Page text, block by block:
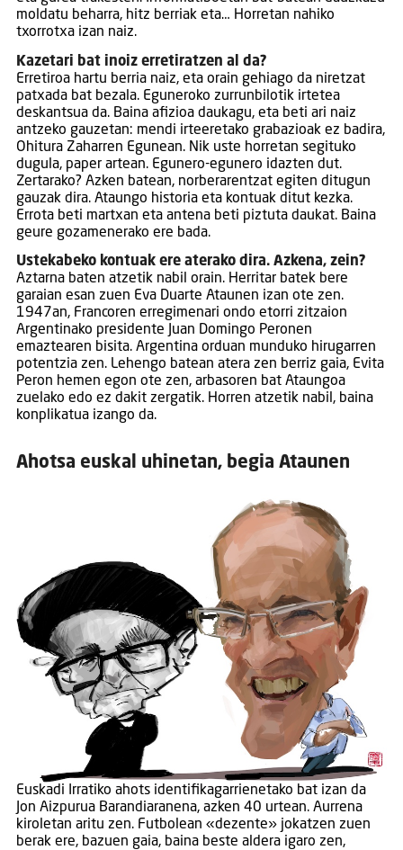
moldatu beharra, hitz berriak eta… Horretan nahiko
txorrotxa izan naiz.
Kazetari bat inoiz erretiratzen al da?
Erretiroa hartu berria naiz, eta orain gehiago da niretzat
patxada bat bezala. Eguneroko zurrunbilotik irtetea
deskantsua da. Baina afizioa daukagu, eta beti ari naiz
antzeko gauzetan: mendi irteeretako grabazioak ez badira,
Ohitura Zaharren Egunean. Nik uste horretan segituko
dugula, paper artean. Egunero-egunero idazten dut.
Zertarako? Azken batean, norberarentzat egiten ditugun
gauzak dira. Ataungo historia eta kontuak ditut kezka.
Errota beti martxan eta antena beti piztuta daukat. Baina
geure gozamenerako ere bada.
Ustekabeko kontuak ere aterako dira. Azkena, zein?
Aztarna baten atzetik nabil orain. Herritar batek bere
garaian esan zuen Eva Duarte Ataunen izan ote zen.
1947an, Francoren erregimenari ondo etorri zitzaion
Argentinako presidente Juan Domingo Peronen
emaztearen bisita. Argentina orduan munduko hirugarren
potentzia zen. Lehengo batean atera zen berriz gaia, Evita
Peron hemen egon ote zen, arbasoren bat Ataungoa
zuelako edo ez dakit zergatik. Horren atzetik nabil, baina
konplikatua izango da.
Ahotsa euskal uhinetan, begia Ataunen
Euskadi Irratiko ahots identifikagarrienetako bat izan da
Jon Aizpurua Barandiaranena, azken 40 urtean. Aurrena
kiroletan aritu zen. Futbolean «dezente» jokatzen zuen
berak ere, bazuen gaia, baina beste aldera igaro zen,